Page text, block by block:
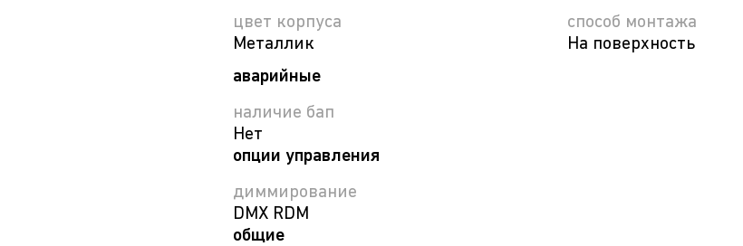
цвет корпуса
Металлик
способ монтажа
На поверхность
аварийные
наличие бап
Нет
опции управления
диммирование
DMX RDM
общие